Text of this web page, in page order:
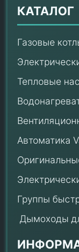
КАТАЛОГ
Газовые
Тепловые
Автоматика
Группы
Дымоходы